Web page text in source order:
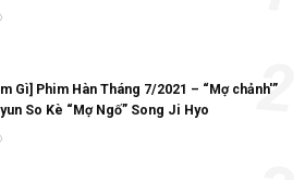
Gì] Phim Hàn Tháng 7/2021 – “Mợ chảnh'”
So Kè “Mợ Ngố” Song Ji Hyo
2